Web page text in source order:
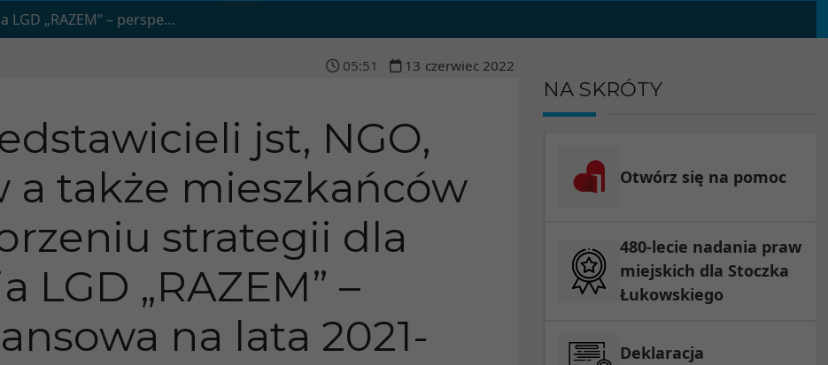
finansowa na lata 2021-2027
05:51 13 czerwiec 2022
jst, NGO,
a także mieszkańców
strategii dla
LGD „RAZEM” –
na lata 2021-
NA SKRÓTY
Otwórz się na pomoc
480-lecie nadania praw
miejskich dla Stoczka
Łukowskiego
Deklaracja